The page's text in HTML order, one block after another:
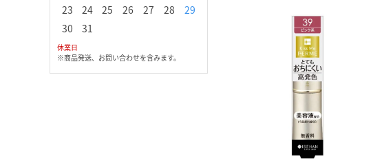
23
24 25 26 27 28
29
30
31
休業日
※商品発送、お問い合わせを含みます。